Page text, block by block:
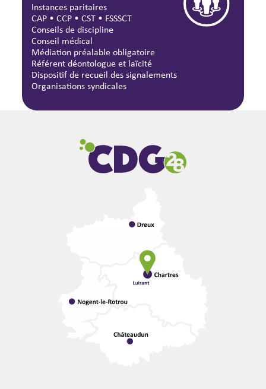
Instances paritaires
CAP •CCP •CST • FSSSCT
Conseils de discipline
Conseil médical
Médiation préalable obligatoire
Référent déontologue et laïcité
Dispositif de recueil des signalements
Organisations syndicales